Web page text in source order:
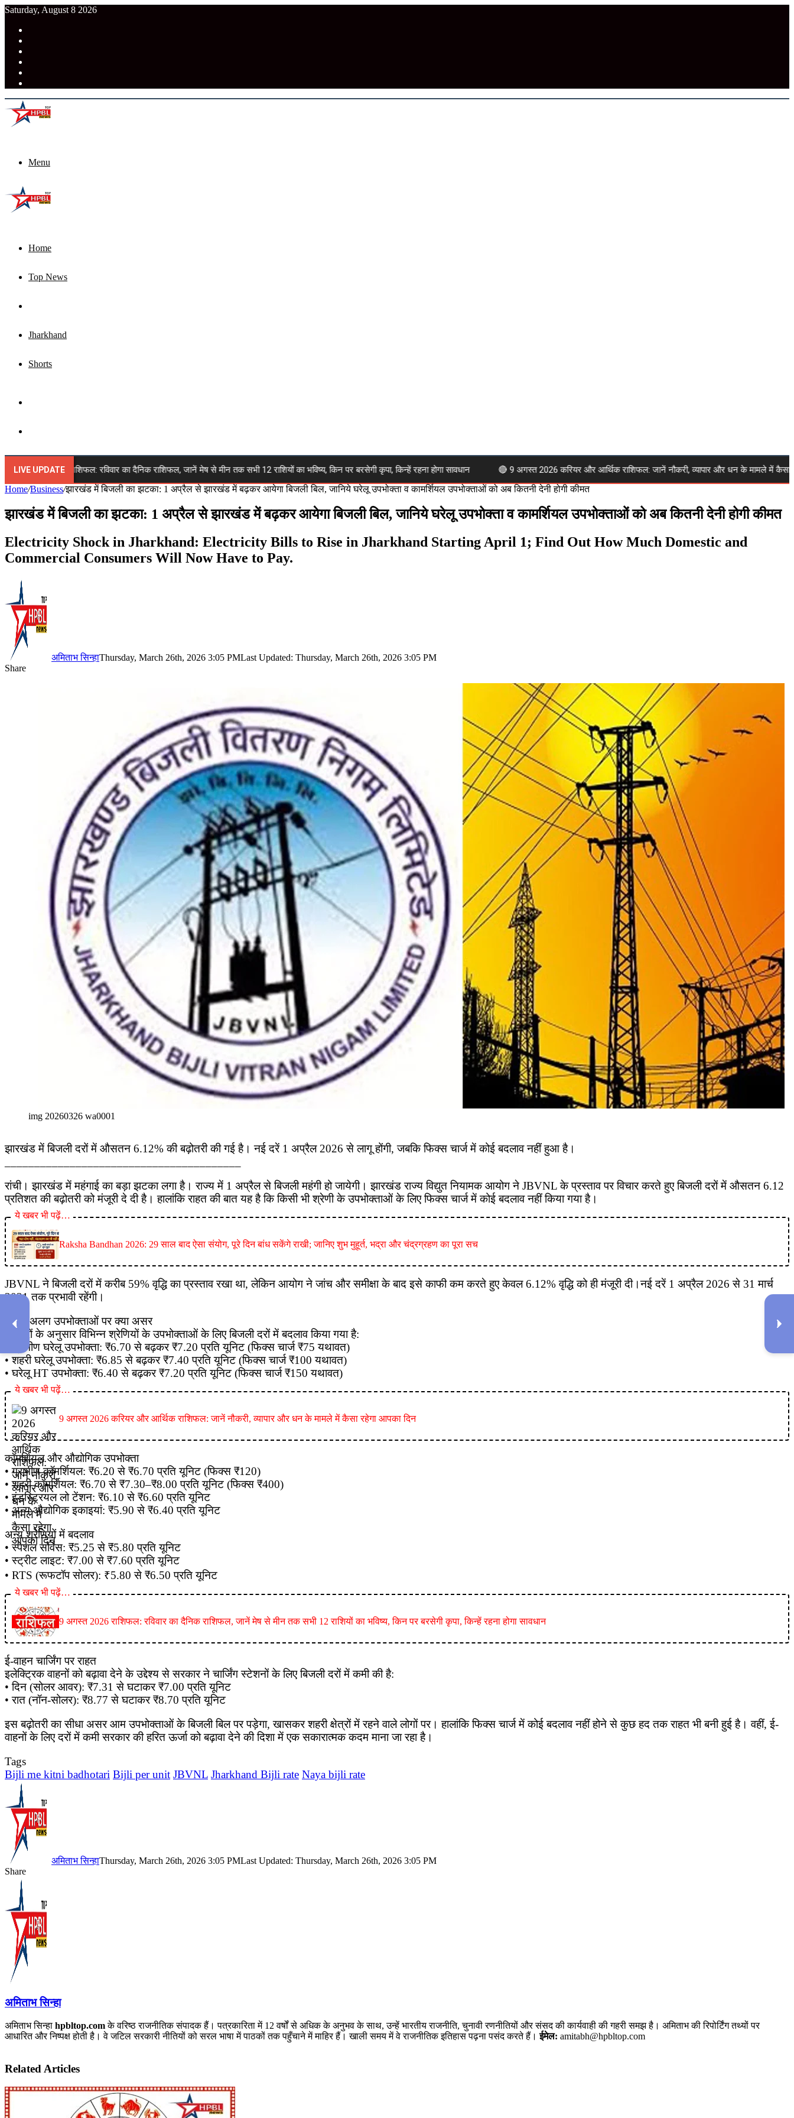
Saturday, August 8 2026
Menu
Home
Top News
Jharkhand
Shorts
for
LIVE UPDATE
अगस्त 2026 राशिफल: रविवार का दैनिक राशिफल, जानें मेष से मीन तक सभी 12 राशियों का भविष्य, किन पर बरसेगी कृपा, किन्हें रहना होगा सावधान 🔴 9 अगस्त 2026 करियर और आर्थिक राशिफल: जानें नौकरी, व्यापार और धन के मामले में कैसा रहेगा
Home/Business/झारखंड में बिजली का झटका: 1 अप्रैल से झारखंड में बढ़कर आयेगा बिजली बिल, जानिये घरेलू उपभोक्ता व कामर्शियल उपभोक्ताओं को अब कितनी देनी होगी कीमत
झारखंड में बिजली का झटका: 1 अप्रैल से झारखंड में बढ़कर आयेगा बिजली बिल, जानिये घरेलू उपभोक्ता व कामर्शियल उपभोक्ताओं को अब कितनी देनी होगी कीमत
Electricity Shock in Jharkhand: Electricity Bills to Rise in Jharkhand Starting April 1; Find Out How Much Domestic and
Commercial Consumers Will Now Have to Pay.
अमिताभ सिन्हाThursday, March 26th, 2026 3:05 PMLast Updated: Thursday, March 26th, 2026 3:05 PM
Share
img 20260326 wa0001
झारखंड में बिजली दरों में औसतन 6.12% की बढ़ोतरी की गई है। नई दरें 1 अप्रैल 2026 से लागू होंगी, जबकि फिक्स चार्ज में कोई बदलाव नहीं हुआ है।
रांची। झारखंड में महंगाई का बड़ा झटका लगा है। राज्य में 1 अप्रैल से बिजली महंगी हो जायेगी। झारखंड राज्य विद्युत नियामक आयोग ने JBVNL के प्रस्ताव पर विचार करते हुए बिजली दरों में औसतन 6.12
प्रतिशत की बढ़ोतरी को मंजूरी दे दी है। हालांकि राहत की बात यह है कि किसी भी श्रेणी के उपभोक्ताओं के लिए फिक्स चार्ज में कोई बदलाव नहीं किया गया है।
ये खबर भी पढ़ें…
Raksha Bandhan 2026: 29 साल बाद ऐसा संयोग, पूरे दिन बांध सकेंगे राखी; जानिए शुभ मुहूर्त, भद्रा और चंद्रग्रहण का पूरा सच
JBVNL ने बिजली दरों में करीब 59% वृद्धि का प्रस्ताव रखा था, लेकिन आयोग ने जांच और समीक्षा के बाद इसे काफी कम करते हुए केवल 6.12% वृद्धि को ही मंजूरी दी।नई दरें 1 अप्रैल 2026 से 31 मार्च
2031 तक प्रभावी रहेंगी।
अलग-अलग उपभोक्ताओं पर क्या असर
नई दरों के अनुसार विभिन्न श्रेणियों के उपभोक्ताओं के लिए बिजली दरों में बदलाव किया गया है:
• ग्रामीण घरेलू उपभोक्ता: ₹6.70 से बढ़कर ₹7.20 प्रति यूनिट (फिक्स चार्ज ₹75 यथावत)
• शहरी घरेलू उपभोक्ता: ₹6.85 से बढ़कर ₹7.40 प्रति यूनिट (फिक्स चार्ज ₹100 यथावत)
• घरेलू HT उपभोक्ता: ₹6.40 से बढ़कर ₹7.20 प्रति यूनिट (फिक्स चार्ज ₹150 यथावत)
ये खबर भी पढ़ें…
9 अगस्त 2026 करियर और आर्थिक राशिफल: जानें नौकरी, व्यापार और धन के मामले में कैसा रहेगा आपका दिन
कॉमर्शियल और औद्योगिक उपभोक्ता
• ग्रामीण कॉमर्शियल: ₹6.20 से ₹6.70 प्रति यूनिट (फिक्स ₹120)
• शहरी कॉमर्शियल: ₹6.70 से ₹7.30–₹8.00 प्रति यूनिट (फिक्स ₹400)
• इंडस्ट्रियल लो टेंशन: ₹6.10 से ₹6.60 प्रति यूनिट
• अन्य औद्योगिक इकाइयां: ₹5.90 से ₹6.40 प्रति यूनिट
अन्य श्रेणियों में बदलाव
• स्पेशल सर्विस: ₹5.25 से ₹5.80 प्रति यूनिट
• स्ट्रीट लाइट: ₹7.00 से ₹7.60 प्रति यूनिट
• RTS (रूफटॉप सोलर): ₹5.80 से ₹6.50 प्रति यूनिट
ये खबर भी पढ़ें…
9 अगस्त 2026 राशिफल: रविवार का दैनिक राशिफल, जानें मेष से मीन तक सभी 12 राशियों का भविष्य, किन पर बरसेगी कृपा, किन्हें रहना होगा सावधान
ई-वाहन चार्जिंग पर राहत
इलेक्ट्रिक वाहनों को बढ़ावा देने के उद्देश्य से सरकार ने चार्जिंग स्टेशनों के लिए बिजली दरों में कमी की है:
• दिन (सोलर आवर): ₹7.31 से घटाकर ₹7.00 प्रति यूनिट
• रात (नॉन-सोलर): ₹8.77 से घटाकर ₹8.70 प्रति यूनिट
इस बढ़ोतरी का सीधा असर आम उपभोक्ताओं के बिजली बिल पर पड़ेगा, खासकर शहरी क्षेत्रों में रहने वाले लोगों पर। हालांकि फिक्स चार्ज में कोई बदलाव नहीं होने से कुछ हद तक राहत भी बनी हुई है। वहीं, ई-
वाहनों के लिए दरों में कमी सरकार की हरित ऊर्जा को बढ़ावा देने की दिशा में एक सकारात्मक कदम माना जा रहा है।
Tags
Bijli me kitni badhotari Bijli per unit JBVNL Jharkhand Bijli rate Naya bijli rate
अमिताभ सिन्हाThursday, March 26th, 2026 3:05 PMLast Updated: Thursday, March 26th, 2026 3:05 PM
Share
Facebook
LinkedIn
Pinterest
WhatsApp
Telegram
अमिताभ सिन्हा
अमिताभ सिन्हा hpbltop.comके वरिष्ठ राजनीतिक संपादक हैं। पत्रकारिता में 12 वर्षों से अधिक के अनुभव के साथ, उन्हें भारतीय राजनीति, चुनावी रणनीतियों और संसद की कार्यवाही की गहरी समझ है। अमिताभ की रिपोर्टिंग तथ्यों पर
आधारित और निष्पक्ष होती है। वे जटिल सरकारी नीतियों को सरल भाषा में पाठकों तक पहुँचाने में माहिर हैं। खाली समय में वे राजनीतिक इतिहास पढ़ना पसंद करते हैं।ईमेल: amitabh@hpbltop.com
Related Articles